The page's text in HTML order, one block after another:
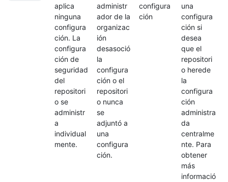
aplica
ninguna
configura
ción. La
configura
ción de
seguridad
del
repositori
o se
administr
a
individual
mente.
administr
ador de la
organizac
ión
desasoció
la
configura
ción o el
repositori
o nunca
se
adjuntó a
una
configura
ción.
configura
ción
una
configura
ción si
desea
que el
repositori
o herede
la
configura
ción
administra
da
centralme
nte. Para
obtener
más
informació